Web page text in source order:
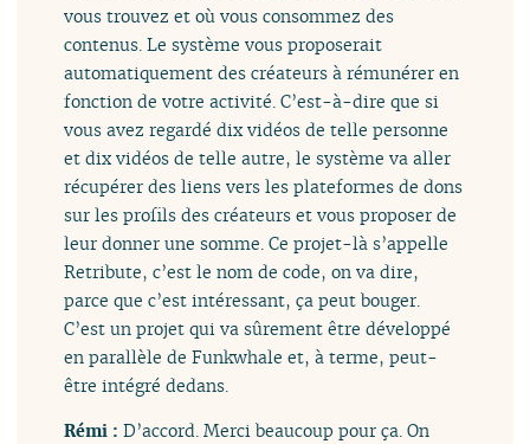
vous trouvez et où vous consommez des
contenus. Le système vous proposerait
automatiquement des créateurs à rémunérer en
fonction de votre activité. C’est-à-dire que si
vous avez regardé dix vidéos de telle personne
et dix vidéos de telle autre, le système va aller
récupérer des liens vers les plateformes de dons
sur les profils des créateurs et vous proposer de
leur donner une somme. Ce projet-là s’appelle
Retribute, c’est le nom de code, on va dire,
parce que c’est intéressant, ça peut bouger.
C’est un projet qui va sûrement être développé
en parallèle de Funkwhale et, à terme, peut-
être intégré dedans.
Rémi :D’accord. Merci beaucoup pour ça. On